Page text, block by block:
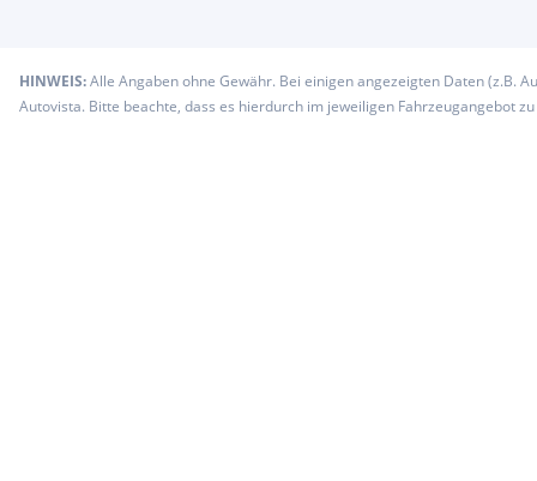
HINWEIS:Alle Angaben ohne Gewähr. Bei einigen angezeigten Daten (z.B.
Autovista. Bitte beachte, dass es hierdurch im jeweiligen Fahrzeugangebot